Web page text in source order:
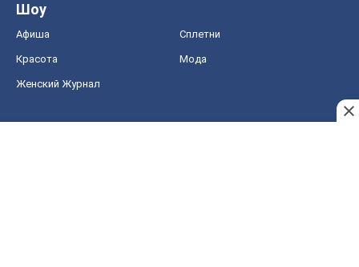
Шоу
Афиша Сплетни
Красота Мода
Женский Журнал